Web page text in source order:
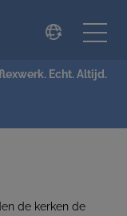
Echt. Altijd.
de kerken de